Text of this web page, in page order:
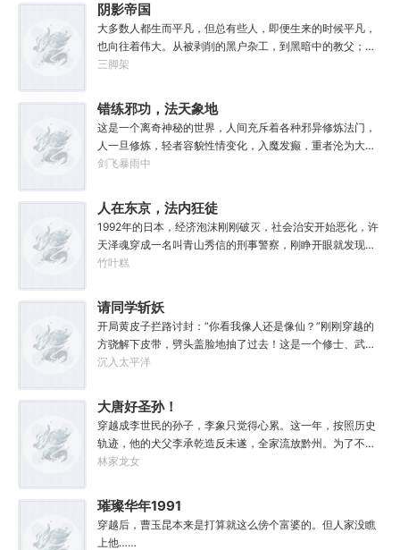
阴影帝国
大多数人都生而平凡，但总有些人，即便生来的时候平凡，
也向往着伟大。从被剥削的黑户杂工，到黑暗中的教父；从
遵守规则的社会底层，到制定规则的幕后皇帝；阳光照耀时
不仅能够和光一样大，甚至还能遮住光！”“我们从不敲诈勒
索任何人，我们赚到的每一分钱，在良心上都能过的去。”如
果有人在夜晚敲响你的房门，他们要么为你带来我的问候，
要么为你的狂妄带来毁灭。至于你会得到什么，这要看你怎
么选，我的朋友！
三脚架
错练邪功，法天象地
这是一个离奇神秘的世界，人间充斥着各种邪异修炼法门，
人一旦修炼，轻者容貌性情变化，入魔发癫，重者沦为大
药，供邪魔采食……段云穿越而来，意外得到一本大药功法
的情况下，让这功法脱胎换骨，玉剑指路，洞穿一切。后来
他学成的功法越来越多，怀揣“达者兼济天下”的理念，段云
从不藏私，传武天下。谁曾想……“段魔头误我！他告诉我这
桩功滋阴壮阳，如今我却只能蹲着尿尿，呜呜......”“这本《七
分归元气》是那魔头教的我，我如今不是被杀就是踩屎，神
万妙宫的仙子本来要举宫飞天的，结果却一夜间入了魔，沦
为妖女，这都是段老魔的手笔！”……段云很是不解，自己不
过练练武，传传功，偶尔法天象地一下，怎么就成了罄竹难
书的魔头了呢？这是污蔑！同样的功法，为什么我就没有问
剑飞暴雨中
人在东京，法内狂徒
1992年的日本，经济泡沫刚刚破灭，社会治安开始恶化，许
天泽魂穿成一名叫青山秀信的刑事警察，刚睁开眼就发现自
己正被五花大绑着……新世纪初有权威杂志称：从90年代开
位传奇人物。对此部分日本国民表示：八嘎！我们宁愿再失
去100年也不想要这个国贼！
竹叶糕
请同学斩妖
开局黄皮子拦路讨封：“你看我像人还是像仙？”刚刚穿越的
方骁解下皮带，劈头盖脸地抽了过去！这是一个修士、武者
和凡人并存，妖魔鬼怪横行的危险世界。幸好方骁带来的物
刺】【破甲、流血、伤蚀】【铜头皮带】【疼痛、恐惧、断
骨】【赤子心册】【万武不惑、万法不入、万邪不侵】
【……】杀死妖怪就能得到经验，修炼功法可以加点晋升。
方骁由此踏上了一条斩妖除魔、日月换新的逆天之路！
————————“方骁同学，大事不妙，上古妖皇出世
沉入太平洋
大唐好圣孙！
穿越成李世民的孙子，李象只觉得心累。这一年，按照历史
轨迹，他的犬父李承乾造反未遂，全家流放黔州。为了不被
犬父连累，李象决定先一步对东宫夫子发动激昂！你不是喜
战斗！第二步，恨爹不成钢！多年以后，早已登基为帝的李
象回想起这段时光，总是会感慨。这个家没我，迟早得散！
林家龙女
璀璨华年1991
穿越后，曹玉昆本来是打算就这么傍个富婆的。但人家没瞧
上他……